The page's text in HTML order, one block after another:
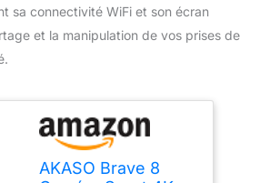
sa connectivité WiFi et son écran
et la manipulation de vos prises de
AKASO Brave 8